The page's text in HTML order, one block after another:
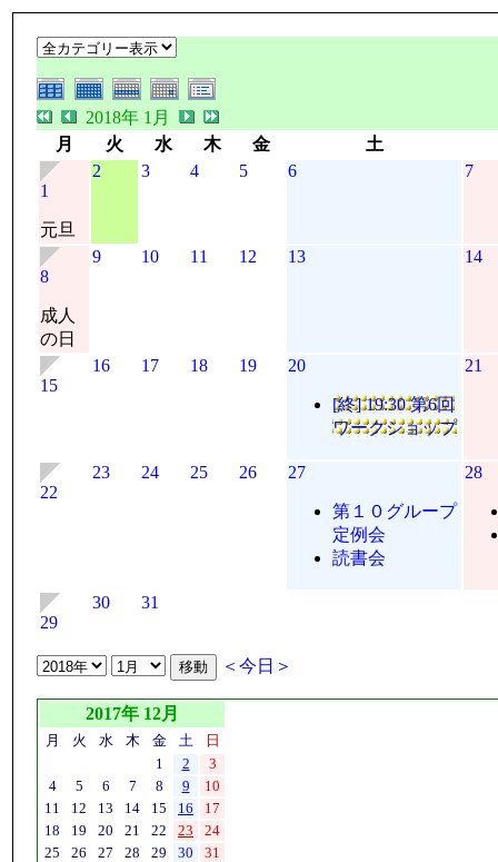
2018年 1月
月
火 水 木 金 土
1
元旦
2 3 4 5 6 7
8
成人
の日
9 10 11 12 13 14
15
16 17 18 19 20
[終] 19:30 第6回
ワークショップ
21
22
23 24 25 26 27
第１０グループ
定例会
読書会
28
29
30 31
＜今日＞
2017年 12月
月 火 水 木 金 土
日
1
2
3
4
5 6 7 8 9
10
11
12 13 14 15 16
17
18
19 20 21 22 23
24
25
26 27 28 29 30 31